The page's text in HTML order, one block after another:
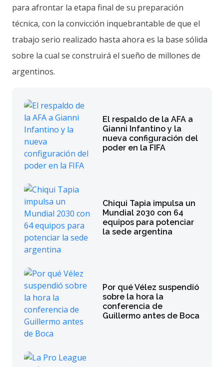
para afrontar la etapa final de su preparación
técnica, con la convicción inquebrantable de que el
trabajo serio realizado hasta ahora es la base sólida
sobre la cual se construirá el sueño de millones de
argentinos.
El respaldo de la AFA a
Gianni Infantino y la
nueva configuración del
poder en la FIFA
Chiqui Tapia impulsa un
Mundial 2030 con 64
equipos para potenciar
la sede argentina
Por qué Vélez suspendió
sobre la hora la
conferencia de
Guillermo antes de Boca